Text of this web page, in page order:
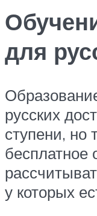
для
русских
ступени, но
бесплатное
у которых